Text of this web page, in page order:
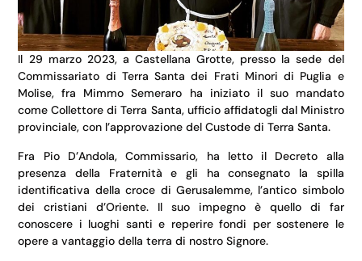
Il 29 marzo 2023, a Castellana Grotte, presso la sede del
Commissariato di Terra Santa dei Frati Minori di Puglia e
Molise, fra Mimmo Semeraro ha iniziato il suo mandato
come Collettore di Terra Santa, ufficio affidatogli dal Ministro
provinciale, con l’approvazione del Custode di Terra Santa.
Fra Pio D’Andola, Commissario, ha letto il Decreto alla
presenza della Fraternità e gli ha consegnato la spilla
identificativa della croce di Gerusalemme, l’antico simbolo
dei cristiani d’Oriente. Il suo impegno è quello di far
conoscere i luoghi santi e reperire fondi per sostenere le
opere a vantaggio della terra di nostro Signore.